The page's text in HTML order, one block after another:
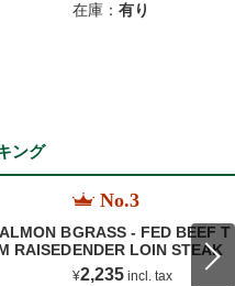
在庫： 有り
ング
B
RAISED
No.3
GRASS - FED BEEF T
ENDER LOIN STEAK
¥2,235 incl. tax